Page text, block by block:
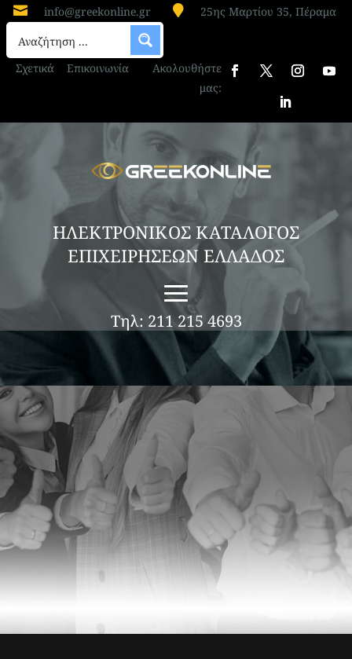
 info@greekonline.gr  25ης Μαρτίου 35, Πέραμα
Σχετικά Επικοινωνία
Ακολουθήστε
μας:
ΗΛΕΚΤΡΟΝΙΚΟΣ ΚΑΤΑΛΟΓΟΣ
ΕΠΙΧΕΙΡΗΣΕΩΝ ΕΛΛΑΔΟΣ
Τηλ: 211 215 4693
ΚΑΦΕΤΕΡΙΑ ΝΕΑ ΜΑΡΙΝΑ ΡΟΔΟΥ
“BENESSERE WINE BISTRΟ”
BENESSERE WINE BISTRO – RESTAURANT –
ΝΕΑ ΜΑΡΙΝΑ ΡΟΔΟΥ Στη Νέα Μαρίνα Ρόδου,
το Benessere Wine Bistro Restaurant αποτελεί
έναν σύγχρονο γαστρονομικό προορισμό που
συνδυάζει δημιουργική διεθνή κουζίνα, εκλεκτές
ετικέτες κρασιών και μοναδική θέα στη